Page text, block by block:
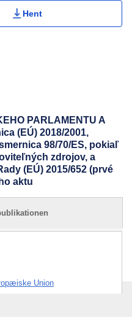
Hent
PARLAMENTU A
(EÚ) 2018/2001,
98/70/ES, pokiaľ
zdrojov, a
(EÚ) 2015/652 (prvé
aktu
Union